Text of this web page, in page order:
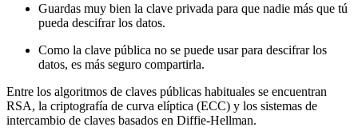
Guardas muy bien la clave privada para que nadie más que tú
pueda descifrar los datos.
Como la clave pública no se puede usar para descifrar los
datos, es más seguro compartirla.
Entre los algoritmos de claves públicas habituales se encuentran
RSA, la criptografía de curva elíptica (ECC) y los sistemas de
intercambio de claves basados en Diffie-Hellman.